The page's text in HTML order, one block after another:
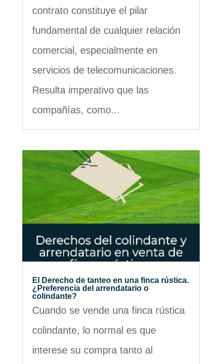
contrato constituye el pilar
fundamental de cualquier relación
comercial, especialmente en
servicios de telecomunicaciones.
Resulta imperativo que las
compañías, como...
El Derecho de tanteo en una finca rústica.
¿Preferencia del arrendatario o
colindante?
Cuando se vende una finca rústica
colindante, lo normal es que
interese su compra tanto al